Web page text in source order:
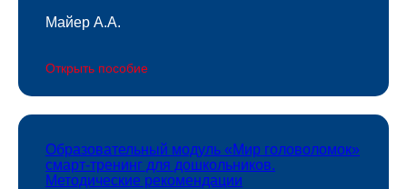
Майер А.А.
Открыть пособие
Образовательный модуль «Мир головоломок»
смарт-тренинг для дошкольников.
Методические рекомендации